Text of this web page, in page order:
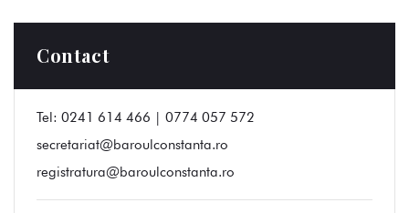
Contact
Tel: 0241 614 466 | 0774 057 572
secretariat@baroulconstanta.ro
registratura@baroulconstanta.ro